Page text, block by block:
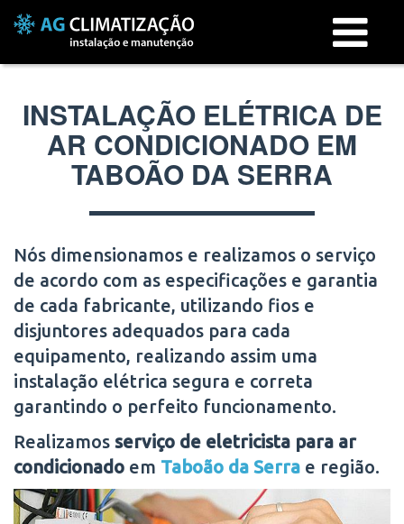
Menu
INSTALAÇÃO ELÉTRICA DE
AR CONDICIONADO EM
TABOÃO DA SERRA
Nós dimensionamos e realizamos o serviço
de acordo com as especificações e garantia
de cada fabricante, utilizando fios e
disjuntores adequados para cada
equipamento, realizando assim uma
instalação elétrica segura e correta
garantindo o perfeito funcionamento.
Realizamos serviço de eletricista para ar
condicionado em Taboão da Serra e região.